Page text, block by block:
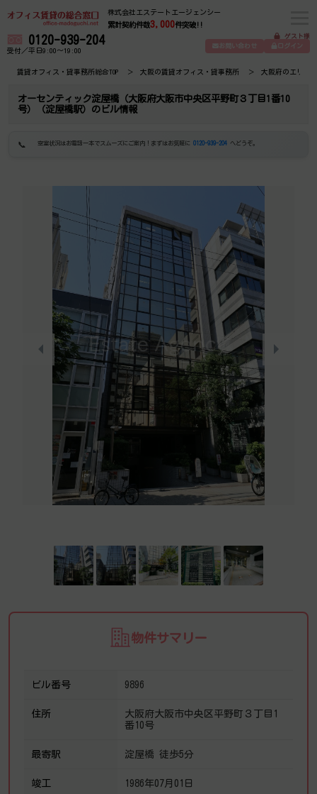
株式会社エステートエージェンシー
累計契約件数3,000件突破!!
0120-939-204
受付／平日9:00～19:00
ゲスト様
お問い合わせ
ログイン
賃貸オフィス・貸事務所総合TOP 大阪の賃貸オフィス・貸事務所 大阪府のエリア
オーセンティック淀屋橋（大阪府大阪市中央区平野町３丁目1番10
号）（淀屋橋駅）のビル情報
空室状況はお電話一本でスムーズにご案内！まずはお気軽に 0120-939-204 へどうぞ。
物件サマリー
ビル番号 9896
住所
大阪府大阪市中央区平野町３丁目1
番10号
最寄駅 淀屋橋 徒歩5分
竣工 1986年07月01日